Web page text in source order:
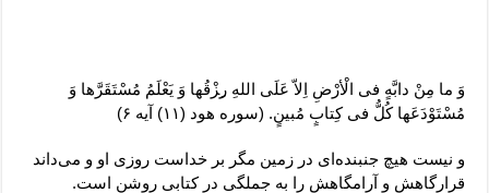
وَ ما مِنْ دابَّهٍ فی الْأرْضِ اِلاّ عَلَی اللهِ ر‍ِزْقُها وَ یَعْلَمُ مُسْتَقَرَّها وَ
مُسْتَوْدَعَها کُلُّ فی کِتابٍ مُبینٍ. (سوره هود (۱۱) آیه ۶)
و نیست هیچ جنبنده‌ای در زمین مگر بر خداست روزی او و می‌داند
قرارگاهش و آرامگاهش را به جملگی در کتابی روشن است.